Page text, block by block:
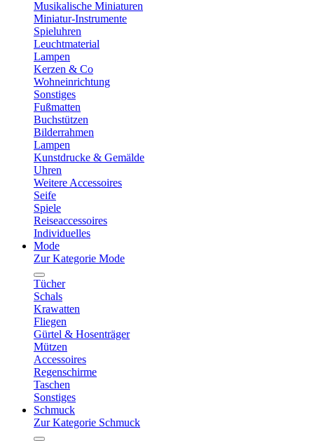
Musikalische Miniaturen
Miniatur-Instrumente
Spieluhren
Leuchtmaterial
Lampen
Kerzen & Co
Wohneinrichtung
Sonstiges
Fußmatten
Buchstützen
Bilderrahmen
Lampen
Kunstdrucke & Gemälde
Uhren
Weitere Accessoires
Seife
Spiele
Reiseaccessoires
Individuelles
Mode
Zur Kategorie Mode
Tücher
Schals
Krawatten
Fliegen
Gürtel & Hosenträger
Mützen
Accessoires
Regenschirme
Taschen
Sonstiges
Schmuck
Zur Kategorie Schmuck